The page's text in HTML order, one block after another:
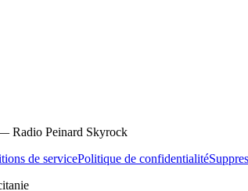
Radio Peinard Skyrock
de servicePolitique de confidentialité